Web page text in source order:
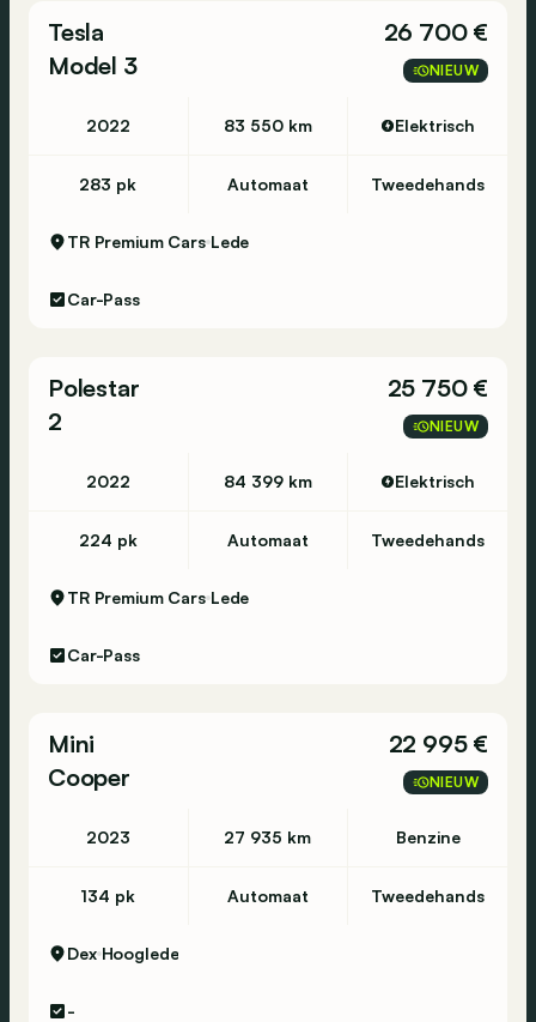
Tesla
Model 3
26 700 €
NIEUW
2022 83 550 km Elektrisch
283 pk Automaat Tweedehands
TR Premium Cars Lede
Car-Pass
Polestar
2
25 750 €
NIEUW
2022 84 399 km Elektrisch
224 pk Automaat Tweedehands
TR Premium Cars Lede
Car-Pass
Mini
Cooper
22 995 €
NIEUW
2023 27 935 km Benzine
134 pk Automaat Tweedehands
Dex Hooglede
-